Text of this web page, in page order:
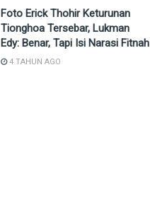
Foto Erick Thohir Keturunan
Tionghoa Tersebar, Lukman
Edy: Benar, Tapi Isi Narasi Fitnah
4 TAHUN AGO